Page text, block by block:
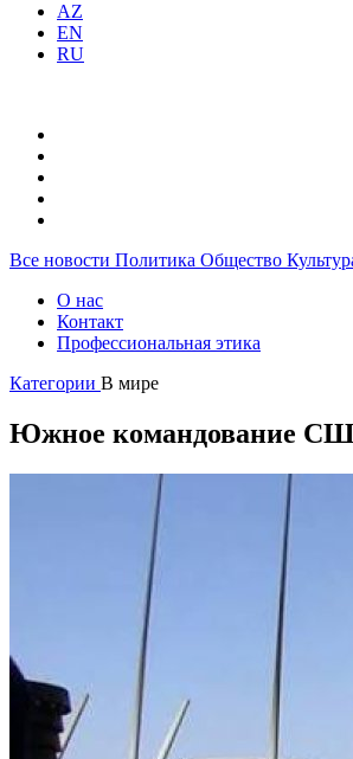
AZ
EN
RU
Все новости Политика Общество
О нас
Контакт
Профессиональная этика
Категории В мире
Южное командование США